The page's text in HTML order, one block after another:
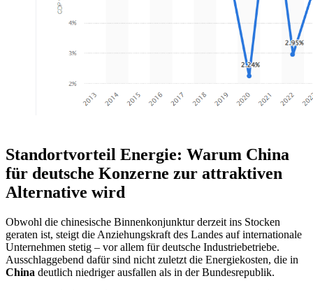
Standortvorteil Energie: Warum China
für deutsche Konzerne zur attraktiven
Alternative wird
Obwohl die chinesische Binnenkonjunktur derzeit ins Stocken
geraten ist, steigt die Anziehungskraft des Landes auf internationale
Unternehmen stetig – vor allem für deutsche Industriebetriebe.
Ausschlaggebend dafür sind nicht zuletzt die Energiekosten, die in
China deutlich niedriger ausfallen als in der Bundesrepublik.